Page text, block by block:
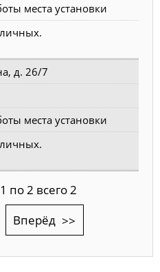
места установки
д. 26/7
места установки
по 2 всего 2
Вперёд